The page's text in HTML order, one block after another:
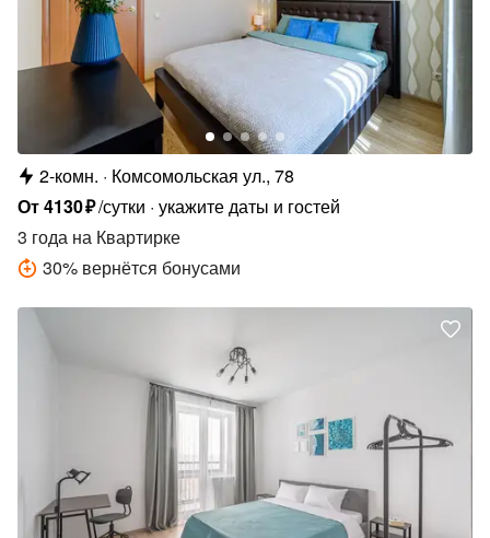
2-комн.
Комсомольская ул., 78
От4130₽/сутки укажите даты и гостей
3 года на Квартирке
30% вернётся бонусами